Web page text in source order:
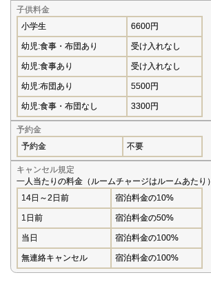
子供料金
小学生
6600円
幼児:食事・布団あり 受け入れなし
幼児:食事あり 受け入れなし
幼児:布団あり 5500円
幼児:食事・布団なし 3300円
予約金
予約金
不要
キャンセル規定
一人当たりの料金（ルームチャージはルームあたり）
14日～2日前
宿泊料金の10%
1日前 宿泊料金の50%
当日 宿泊料金の100%
無連絡キャンセル 宿泊料金の100%